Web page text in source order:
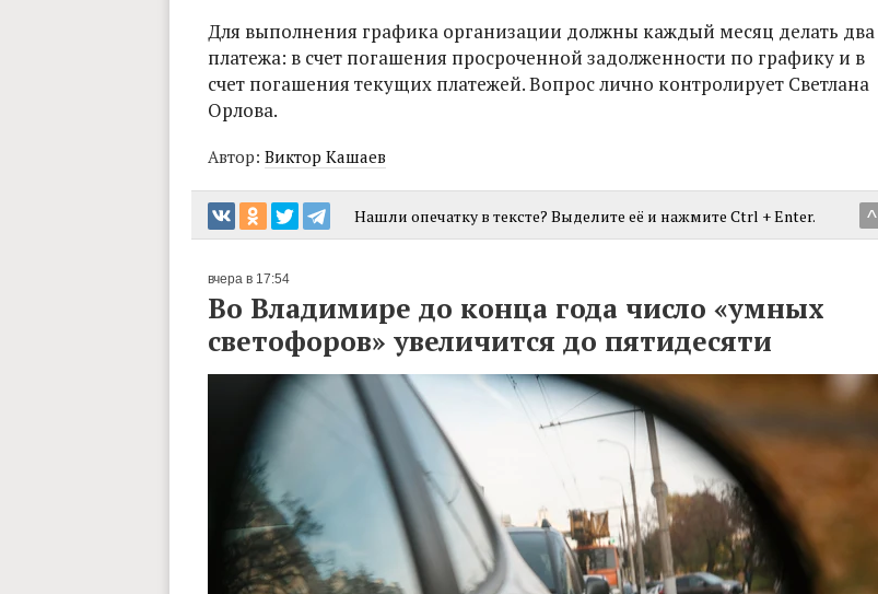
Для выполнения графика организации должны каждый месяц делать два
платежа: в счет погашения просроченной задолженности по графику и в
счет погашения текущих платежей. Вопрос лично контролирует Светлана
Орлова.
Автор: Виктор Кашаев
^
Нашли опечатку в тексте? Выделите её и нажмите Ctrl + Enter.
вчера в 17:54
Во Владимире до конца года число «умных
светофоров» увеличится до пятидесяти